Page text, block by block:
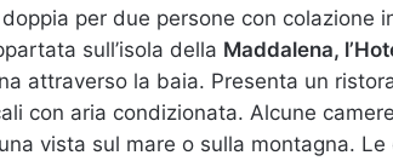
per due persone con colazione
sull’isola della Maddalena,
attraverso la baia. Presenta un
con aria condizionata. Alcune
vista sul mare o sulla montagna.